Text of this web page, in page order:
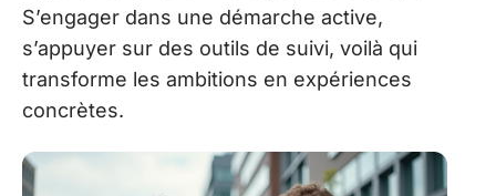
S’engager dans une démarche active,
s’appuyer sur des outils de suivi, voilà qui
transforme les ambitions en expériences
concrètes.